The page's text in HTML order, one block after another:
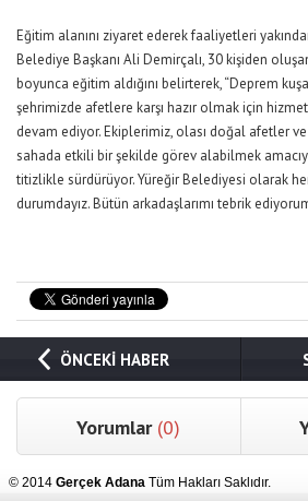
Eğitim alanını ziyaret ederek faaliyetleri
Belediye Başkanı Ali Demirçalı, 30 kişiden
boyunca eğitim aldığını belirterek, “Deprem
şehrimizde afetlere karşı hazır olmak için
devam ediyor. Ekiplerimiz, olası doğal afetler
sahada etkili bir şekilde görev alabilmek
titizlikle sürdürüyor. Yüreğir Belediyesi olarak
durumdayız. Bütün arkadaşlarımı tebrik
ÖNCEKİ HABER
Yorumlar (0)
© 2014 Gerçek Adana Tüm Hakları Saklıdır.